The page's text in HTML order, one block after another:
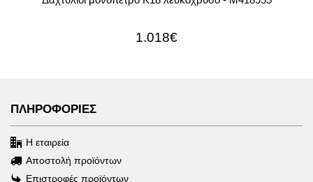
ΠΛΗΡΟΦΟΡΙΕΣ